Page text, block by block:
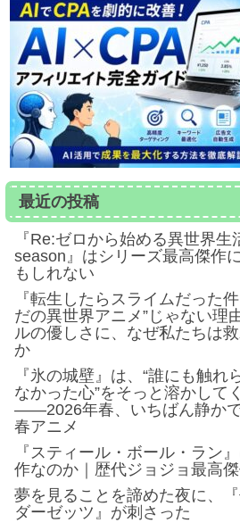
最近の投稿
『Re:ゼロから始める異世界生
season』はシリーズ最高傑作
もしれない
『転生したらスライムだった
だの異世界アニメ”じゃない理
ルの優しさに、なぜ私たちは
か
『氷の城壁』は、“誰にも触れ
なかった心”をそっと溶かして
――2026年春、いちばん静か
春アニメ
『スティール・ボール・ラン
作なのか｜歴代ジョジョ最高
夢を見ることを諦めた夜に、
ダーゼッツ』が刺さった